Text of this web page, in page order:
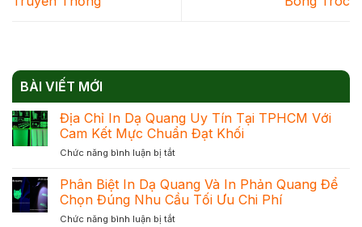
BÀI VIẾT MỚI
Địa Chỉ In Dạ Quang Uy Tín Tại TPHCM Với
Cam Kết Mực Chuẩn Đạt Khối
Chức năng bình luận bị tắtở
In
Dạ
Quang
Phân Biệt In Dạ Quang Và In Phản Quang Để
Chọn Đúng Nhu Cầu Tối Ưu Chi Phí
Chức năng bình luận bị tắtở